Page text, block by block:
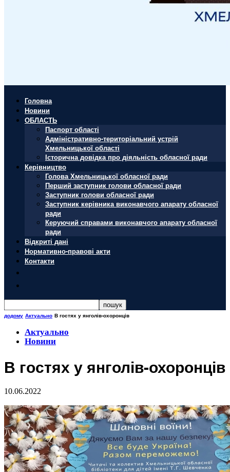
Головна
Новини
ОБЛАСТЬ
Паспорт області
Адміністративно-територіальний устрій
Хмельницької області
Історична довідка про діяльність обласної ради
Керівництво
Голова Хмельницької обласної ради
Перший заступник голови обласної ради
Заступник голови обласної ради
Заступник керівника виконавчого апарату обласної
ради
Керуючий справами виконавчого апарату обласної
ради
Відкриті дані
Нормативно-правові акти
Контакти
додому Актуально В гостях у янголів-охоронців
Актуально
Новини
В гостях у янголів-охоронців
10.06.2022